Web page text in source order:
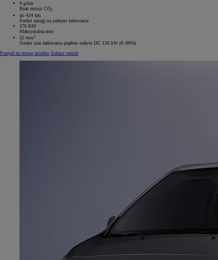
0 g/km
Brak emisji CO2
do 424 km
Średni zasięg na jednym ładowaniu
270 KM
Maksymalna moc
55 min1
Średni czas ładowania prądem stałym DC 150 kW (0–80%)
Przejdź na stronę modelu Zobacz cennik